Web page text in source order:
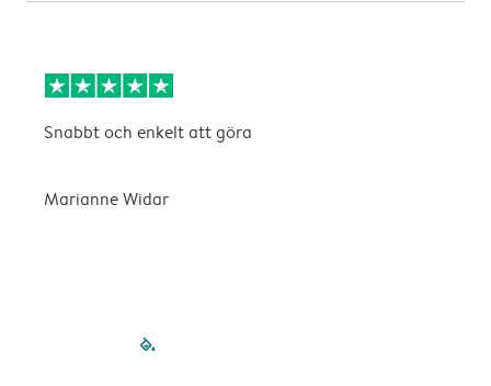
Snabbt och enkelt att göra
Marianne Widar
filled-pagination